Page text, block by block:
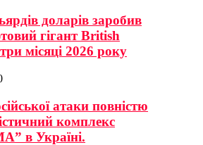
доларів заробив
гігант British
місяці 2026 року
атаки повністю
комплекс
в Україні.